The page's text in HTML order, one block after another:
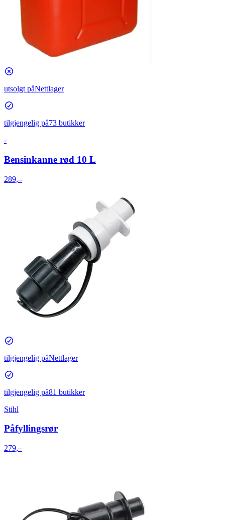
utsolgt påNettlager
tilgjengelig på73 butikker
-
Bensinkanne rød 10 L
289,–
tilgjengelig påNettlager
tilgjengelig på81 butikker
Stihl
Påfyllingsrør
279,–